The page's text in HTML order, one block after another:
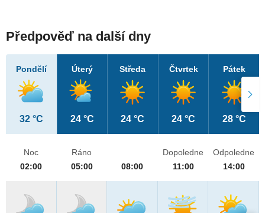
Předpověď na další dny
Pondělí
32 °C
Úterý
24 °C
Středa
24 °C
Čtvrtek
24 °C
Pátek
28 °C
Noc
02:00
Ráno
05:00
08:00
Dopoledne
11:00
Odpoledne
14:00